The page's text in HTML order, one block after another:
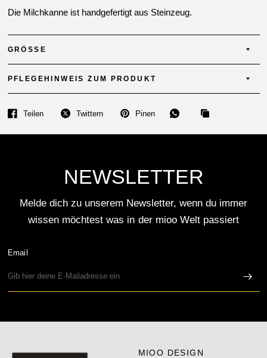
Die Milchkanne ist handgefertigt aus Steinzeug.
GRÖSSE
PFLEGEHINWEIS ZUM PRODUKT
Teilen Twittern Pinen
NEWSLETTER
Melde dich zu unserem Newsletter, wenn du immer
wissen möchtest was in der mioo Welt passiert
Email
MIOO DESIGN